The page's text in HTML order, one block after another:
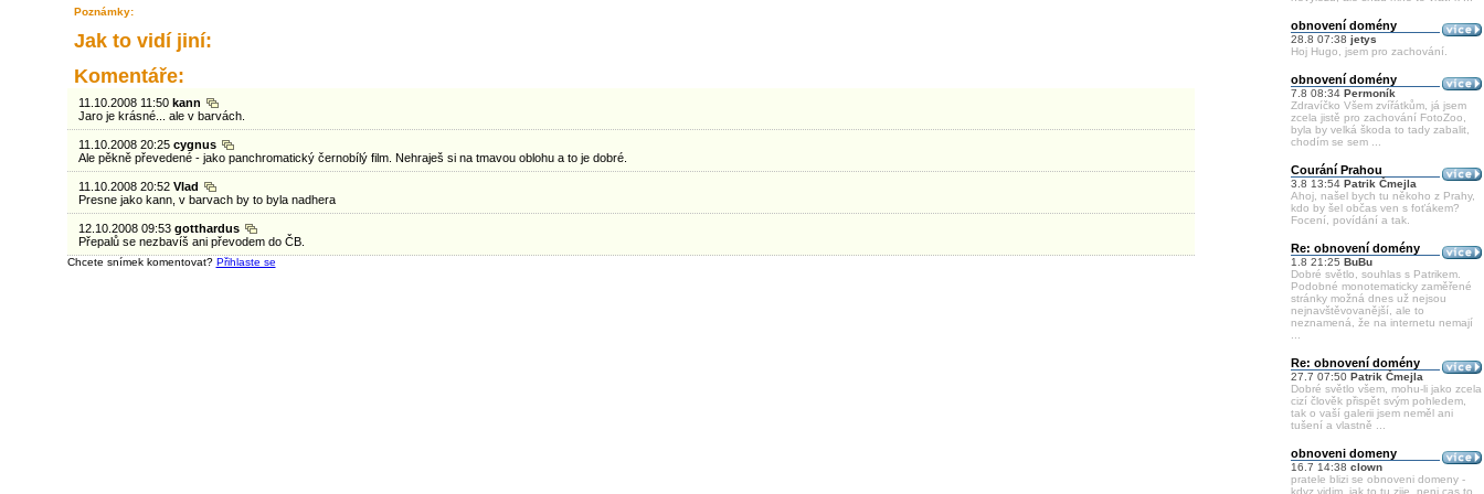
obnovení domény
28.8 07:38 jetys
Hoj Hugo, jsem pro zachování.
obnovení domény
7.8 08:34 Permoník
Zdravíčko Všem zvířátkům, já jsem
zcela jistě pro zachování FotoZoo,
byla by velká škoda to tady zabalit,
chodím se sem ...
Courání Prahou
3.8 13:54 Patrik Čmejla
Ahoj, našel bych tu někoho z Prahy,
kdo by šel občas ven s foťákem?
Focení, povídání a tak.
Re: obnovení domény
1.8 21:25 BuBu
Dobré světlo, souhlas s Patrikem.
Podobné monotematicky zaměřené
stránky možná dnes už nejsou
nejnavštěvovanější, ale to
neznamená, že na internetu nemají
Re: obnovení domény
27.7 07:50 Patrik Čmejla
Dobré světlo všem, mohu-li jako zcela
cizí člověk přispět svým pohledem,
tak o vaší galerii jsem neměl ani
tušení a vlastně ...
obnoveni domeny
16.7 14:38 clown
pratele blizi se obnoveni domeny -
kdyz vidim, jak to tu zije, neni cas to
Poznámky:
Jak to vidí jiní:
Komentáře:
11.10.2008 11:50 kann
Jaro je krásné... ale v barvách.
11.10.2008 20:25 cygnus
Ale pěkně převedené - jako panchromatický černobílý film. Nehraješ si na tmavou oblohu a to je dobré.
11.10.2008 20:52 Vlad
Presne jako kann, v barvach by to byla nadhera
12.10.2008 09:53 gotthardus
Přepalů se nezbavíš ani převodem do ČB.
Chcete snímek komentovat? Přihlaste se